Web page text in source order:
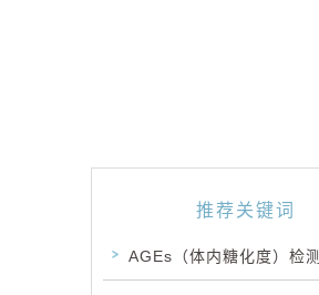
推荐关键词
AGEs（体内糖化度）检测